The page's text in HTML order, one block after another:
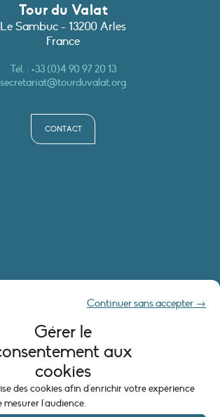
Gérer le
aux
cookies
des cookies afin d'enrichir votre expérience
l'audience.
Continuer sans accepter →
Tour du Valat
Le Sambuc - 13200 Arles
France
Tél. :+33 (0)4 90 97 20 13
secretariat@tourduvalat.org
CONTACT
LÉGALES
(UE)